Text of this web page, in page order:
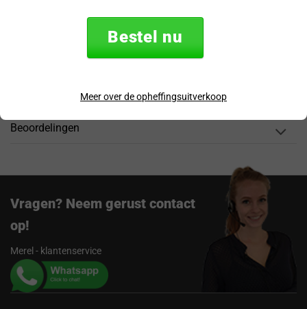
Productomschrijving
Verzending & retourneren
Beoordelingen
Vragen? Neem gerust contact
op!
Merel - klantenservice
Bestel nu
Meer over de opheffingsuitverkoop